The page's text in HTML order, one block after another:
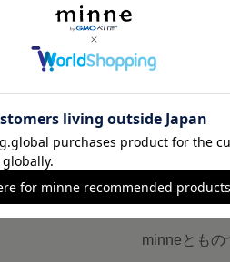
チョコ✖︎異素材パール ピアス
1,480円
ビ
読みもの
minneともの